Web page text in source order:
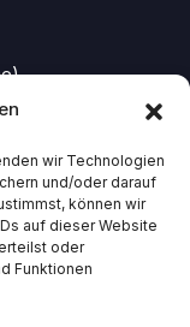
wir Technologien
und/oder darauf
können wir
auf dieser Website
oder
Funktionen